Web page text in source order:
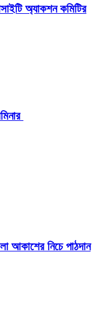
অ্যাকশন কমিটির
আকাশের নিচে পাঠদান